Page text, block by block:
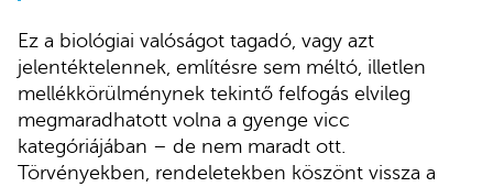
Ez a biológiai valóságot tagadó, vagy azt
jelentéktelennek, említésre sem méltó, illetlen
mellékkörülménynek tekintő felfogás elvileg
megmaradhatott volna a gyenge vicc
kategóriájában – de nem maradt ott.
Törvényekben, rendeletekben köszönt vissza a